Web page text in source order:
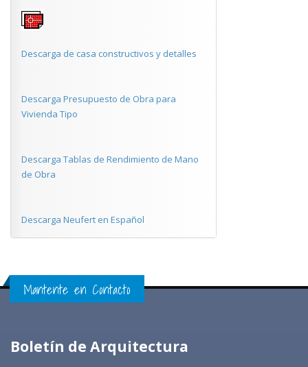
Descarga de casa constructivos y detalles
Descarga Presupuesto de Obra para
Vivienda Tipo
Descarga Tablas de Rendimiento de Mano
de Obra
Descarga Neufert en Español
Mantente en Contacto
Boletín de Arquitectura